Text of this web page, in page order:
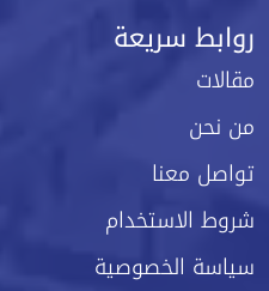
روابط سريعة
مقالات
من نحن
تواصل معنا
شروط الاستخدام
سياسة الخصوصية